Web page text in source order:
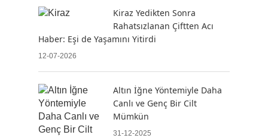
Kiraz Yedikten Sonra
Rahatsızlanan Çiftten Acı
Haber: Eşi de Yaşamını Yitirdi
12-07-2026
Altın İğne Yöntemiyle Daha
Canlı ve Genç Bir Cilt
Mümkün
31-12-2025